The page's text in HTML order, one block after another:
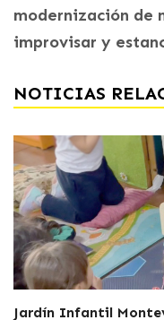
modernización de
improvisar y
NOTICIAS
Jardín Infantil